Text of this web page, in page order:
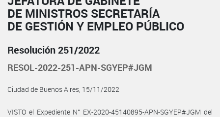
DE MINISTROS SECRETARÍA
DE GESTIÓN Y EMPLEO PÚBLICO
Resolución 251/2022
RESOL-2022-251-APN-SGYEP#JGM
Ciudad de Buenos Aires, 15/11/2022
VISTO el Expediente N° EX-2020-45140895-APN-SGYEP#JGM del